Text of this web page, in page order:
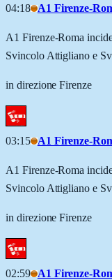
04:18 A1 Firenze-
A1 Firenze-Roma
Svincolo Attigliano e
in direzione Firenze
03:15 A1 Firenze-
A1 Firenze-Roma
Svincolo Attigliano e
in direzione Firenze
02:59 A1 Firenze-